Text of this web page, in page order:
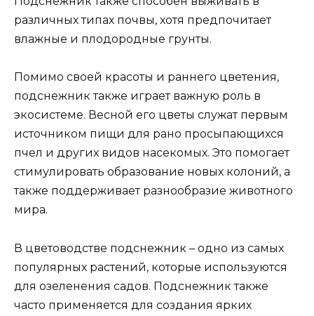
различных типах почвы, хотя предпочитает
влажные и плодородные грунты.
Помимо своей красоты и раннего цветения,
подснежник также играет важную роль в
экосистеме. Весной его цветы служат первым
источником пищи для рано просыпающихся
пчел и других видов насекомых. Это помогает
стимулировать образование новых колоний, а
также поддерживает разнообразие животного
мира.
В цветоводстве подснежник – одно из самых
популярных растений, которые используются
для озеленения садов. Подснежник также
часто применяется для создания ярких